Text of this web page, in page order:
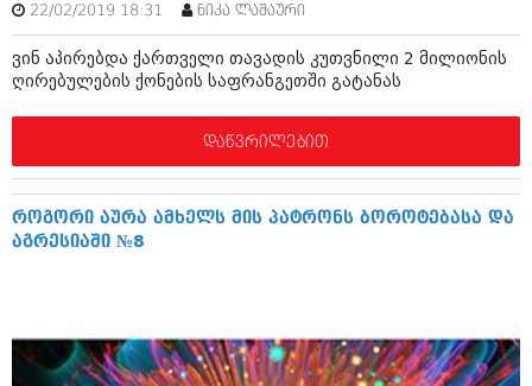
ინტერვიუები
ამბები
მოდი, ვილაპარაკოთ
რელიგია
კადრს მიღმა
მოდა + დიზაინი
რელიგია
სპორტი
კადრს მიღმა
ბელადები
22/02/2019 18:31 ნიკა ლაშაური
ვინ აპირებდა ქართველი თავადის კუთვნილი 2 მილიონის
ღირებულების ქონების საფრანგეთში გატანას
დაწვრილებით
როგორი აურა ამხელს მის პატრონს ბოროტებასა და
აგრესიაში №8